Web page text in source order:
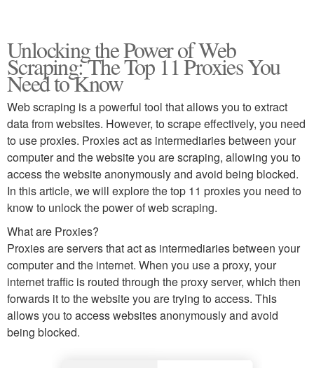
Unlocking the Power of Web
Scraping: The Top 11 Proxies You
Need to Know
Web scraping is a powerful tool that allows you to extract
data from websites. However, to scrape effectively, you need
to use proxies. Proxies act as intermediaries between your
computer and the website you are scraping, allowing you to
access the website anonymously and avoid being blocked.
In this article, we will explore the top 11 proxies you need to
know to unlock the power of web scraping.
What are Proxies?
Proxies are servers that act as intermediaries between your
computer and the internet. When you use a proxy, your
internet traffic is routed through the proxy server, which then
forwards it to the website you are trying to access. This
allows you to access websites anonymously and avoid
being blocked.